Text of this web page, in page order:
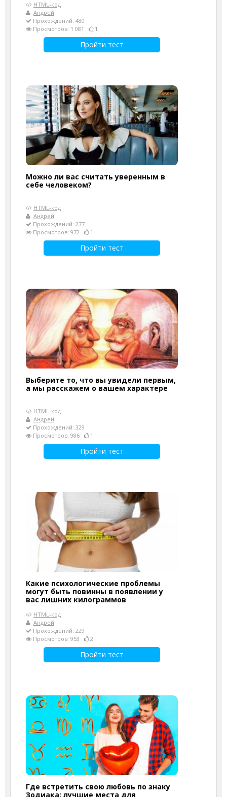
HTML-код
Андрей
Прохождений: 480
Просмотров: 1 081
1
Пройти тест
Можно ли вас считать уверенным в
себе человеком?
HTML-код
Андрей
Прохождений: 277
Просмотров: 972
1
Пройти тест
Выберите то, что вы увидели первым,
а мы расскажем о вашем характере
HTML-код
Андрей
Прохождений: 329
Просмотров: 986
1
Пройти тест
Какие психологические проблемы
могут быть повинны в появлении у
вас лишних килограммов
HTML-код
Андрей
Прохождений: 229
Просмотров: 953
2
Пройти тест
Где встретить свою любовь по знаку
Зодиака: лучшие места для